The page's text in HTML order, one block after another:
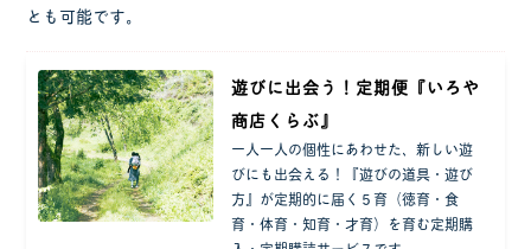
とも可能です。
遊びに出会う！定期便『いろや
商店くらぶ』
一人一人の個性にあわせた、新しい遊
びにも出会える！『遊びの道具・遊び
方』が定期的に届く５育（徳育・食
育・体育・知育・才育）を育む定期購